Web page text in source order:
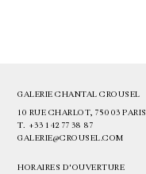
GALERIE CHANTAL CROUSEL
10 RUE CHARLOT, 75003 PARIS
T. +33 1 42 77 38 87
GALERIE@CROUSEL.COM
HORAIRES D'OUVERTURE